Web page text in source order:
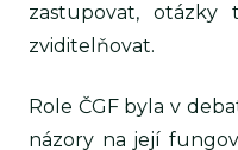
zastupovat,
zviditelňovat.
Role ČGF byla v
názory na její